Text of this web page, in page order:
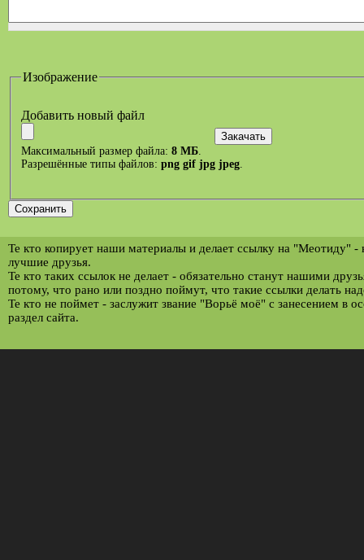
Изображение
Добавить новый файл
Максимальный размер файла: 8 МБ.
Разрешённые типы файлов: png gif jpg jpeg.
Те кто копирует наши материалы и делает ссылку на "Меотиду" -
лучшие друзья.
Те кто таких ссылок не делает - обязательно станут нашими
потому, что рано или поздно поймут, что такие ссылки делать
Те кто не поймет - заслужит звание "Ворьё моё" с занесением в
раздел сайта.